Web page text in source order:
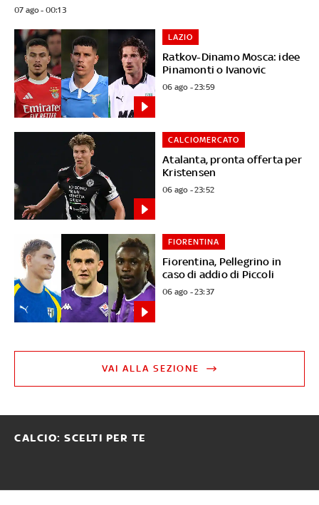
07 ago - 00:13
Ratkov-Dinamo Mosca: idee
Pinamonti o Ivanovic
LAZIO
06 ago - 23:59
Atalanta, pronta offerta per
Kristensen
CALCIOMERCATO
06 ago - 23:52
Fiorentina, Pellegrino in
caso di addio di Piccoli
FIORENTINA
06 ago - 23:37
VAI ALLA SEZIONE
CALCIO: SCELTI PER TE